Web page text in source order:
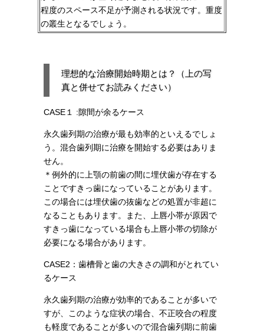
程度のスペース不足が予測される状況です。重度
の叢生となるでしょう。
理想的な治療開始時期とは？（上の写
真と併せてお読みください）
CASE１ :隙間が余るケース
永久歯列期の治療が最も効率的といえるでしょ
う。混合歯列期に治療を開始する必要はありま
せん。
＊例外的に上顎の前歯の間に埋伏歯が存在する
ことですきっ歯になっていることがあります。
この場合には埋伏歯の抜歯などの処置が非超に
なることもあります。また、上唇小帯が原因で
すきっ歯になっている場合も上唇小帯の切除が
必要になる場合があります。
CASE2： 歯槽骨と歯の大きさの調和がとれてい
るケース
永久歯列期の治療が効率的であることが多いで
すが、このような症状の場合、不正咬合の程度
も軽度であることが多いので混合歯列期に前歯